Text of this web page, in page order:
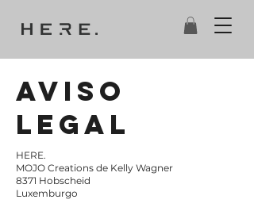
AVISO
LEGAL
HERE.
MOJO Creations de Kelly Wagner
8371 Hobscheid
Luxemburgo